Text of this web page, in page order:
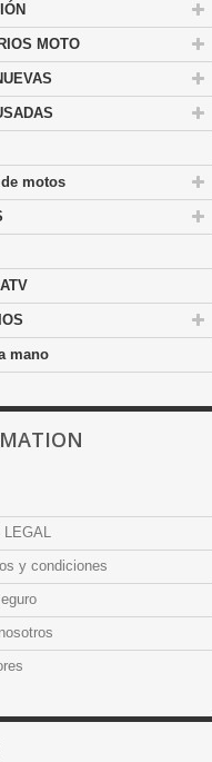
MOTO
motos
mano
LEGAL
y condiciones